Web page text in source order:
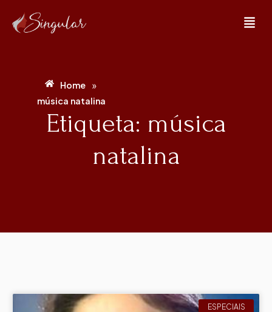
Home »
música natalina
Etiqueta: música
natalina
ESPECIAIS